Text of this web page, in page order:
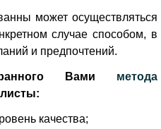
может осуществляться
случае способом, в
и предпочтений.
Вами метода
качества;